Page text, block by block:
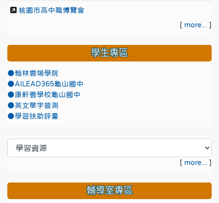
桃園市高中職博覽會
[ more... ]
學生專區
●翰林雲端學院
●AILEAD365龜山國中
●康軒雲學校龜山國中
●英文單字普測
●學習扶助評量
[ more... ]
輔導室專區